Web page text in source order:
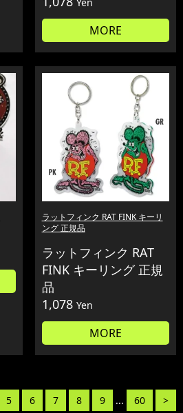
MORE
ラットフィンク RAT FINK キーリ
ング 正規品
ラットフィンク RAT
FINK キーリング 正規
品
1,078 Yen
MORE
5 6 7 8 9 ... 60 >